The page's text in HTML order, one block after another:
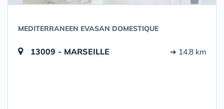
MEDITERRANEEN EVASAN DOMESTIQUE
13009 - MARSEILLE ➔ 14.8 km